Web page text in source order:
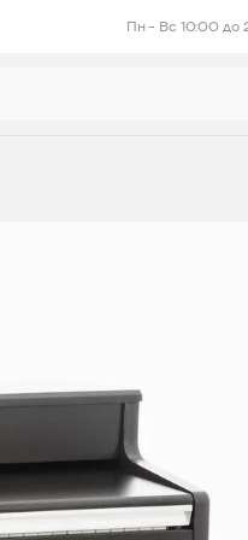
Пн - Вс 10:00 до